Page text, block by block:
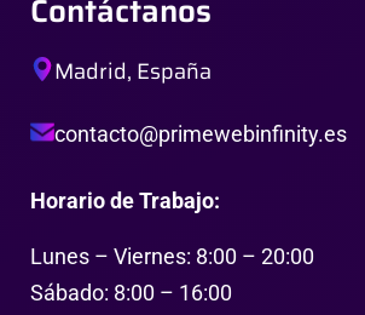
Contáctanos
Madrid, España
contacto@primewebinfinity.es
Horario de Trabajo:
Lunes – Viernes: 8:00 – 20:00
Sábado: 8:00 – 16:00